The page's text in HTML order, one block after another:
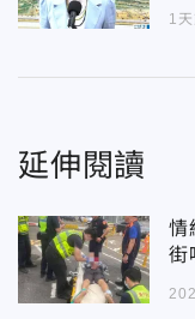
1天
延伸閱讀
情
街